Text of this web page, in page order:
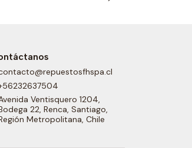
Ventisquero 1204,
22, Renca, Santiago,
Metropolitana, Chile